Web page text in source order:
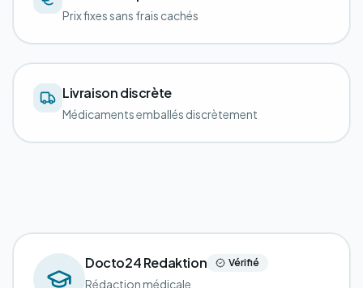
Prix fixes sans frais cachés
Livraison discrète
Médicaments emballés discrètement
Docto24 Redaktion Vérifié
Rédaction médicale